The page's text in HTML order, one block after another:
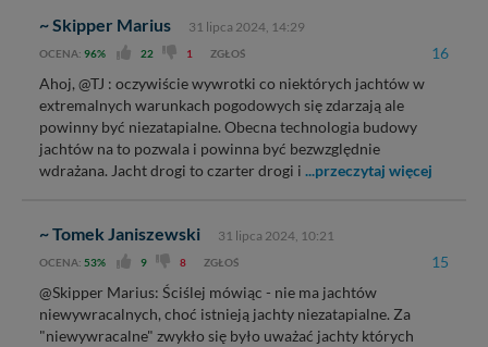
~ Skipper Marius 31 lipca 2024, 14:29
OCENA: 96% 22 1 ZGŁOŚ 16
Ahoj, @TJ : oczywiście wywrotki co niektórych jachtów w
extremalnych warunkach pogodowych się zdarzają ale
powinny być niezatapialne. Obecna technologia budowy
jachtów na to pozwala i powinna być bezwzględnie
wdrażana. Jacht drogi to czarter drogi i ...przeczytaj więcej
~ Tomek Janiszewski 31 lipca 2024, 10:21
OCENA: 53% 9 8 ZGŁOŚ 15
@Skipper Marius: Ściślej mówiąc - nie ma jachtów
niewywracalnych, choć istnieją jachty niezatapialne. Za
"niewywracalne" zwykło się było uważać jachty których